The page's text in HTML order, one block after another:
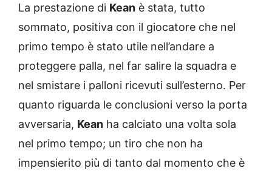
La prestazione di Kean è stata, tutto
sommato, positiva con il giocatore che nel
primo tempo è stato utile nell’andare a
proteggere palla, nel far salire la squadra e
nel smistare i palloni ricevuti sull’esterno. Per
quanto riguarda le conclusioni verso la porta
avversaria, Kean ha calciato una volta sola
nel primo tempo; un tiro che non ha
impensierito più di tanto dal momento che è